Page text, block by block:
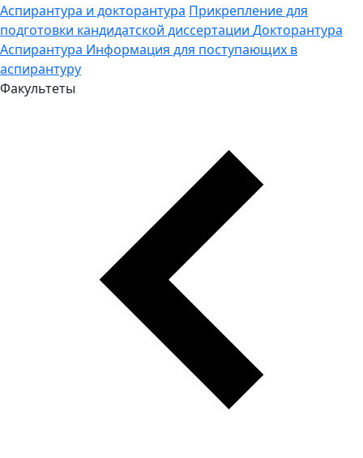
Аспирантура и докторантура Прикрепление для
подготовки кандидатской диссертации Докторантура
Аспирантура Информация для поступающих в
аспирантуру
Факультеты